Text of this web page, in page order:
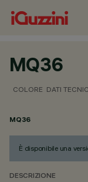
MQ36
COLORE DATI
MQ36
È disponibile una
DESCRIZIONE